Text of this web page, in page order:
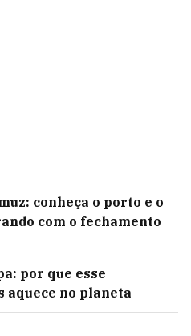
conheça o porto e o
com o fechamento
por que esse
aquece no planeta